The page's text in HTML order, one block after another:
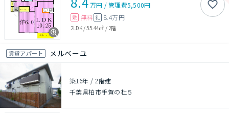
万円 /管理費5,500円
敷 無料 礼 8.4万円
2LDK/55.44㎡ / 2階
賃貸アパート メルベーユ
築16年 /2階建
千葉県柏市手賀の杜５